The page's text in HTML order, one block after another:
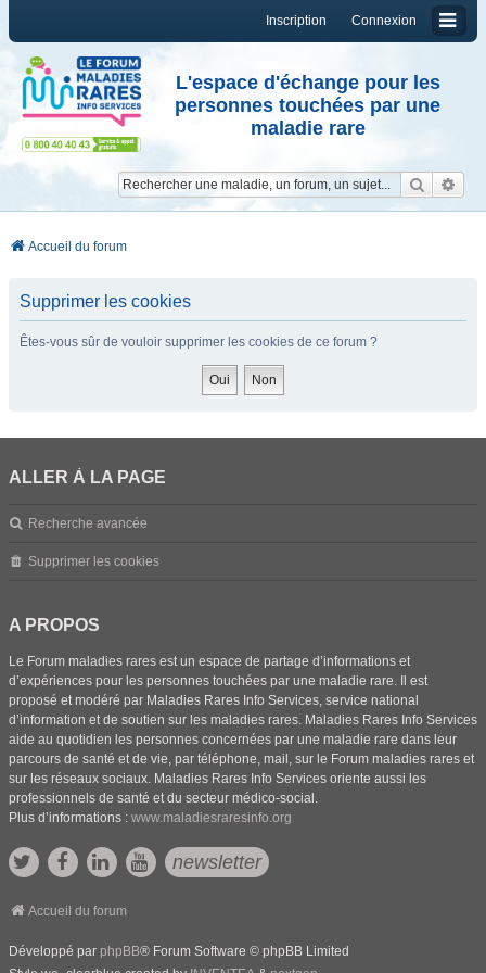
Connexion
Inscription
L'espace d'échange pour les
personnes touchées par une
maladie rare
Accueil du forum
Supprimer les cookies
Êtes-vous sûr de vouloir supprimer les cookies de ce forum ?
ALLER À LA PAGE
Recherche avancée
Supprimer les cookies
A PROPOS
Le Forum maladies rares est un espace de partage d’informations et
d’expériences pour les personnes touchées par une maladie rare. Il est
proposé et modéré par Maladies Rares Info Services, service national
d’information et de soutien sur les maladies rares. Maladies Rares Info Services
aide au quotidien les personnes concernées par une maladie rare dans leur
parcours de santé et de vie, par téléphone, mail, sur le Forum maladies rares et
sur les réseaux sociaux. Maladies Rares Info Services oriente aussi les
professionnels de santé et du secteur médico-social.
Plus d’informations : www.maladiesraresinfo.org
newsletter
Accueil du forum
Développé par phpBB® Forum Software © phpBB Limited